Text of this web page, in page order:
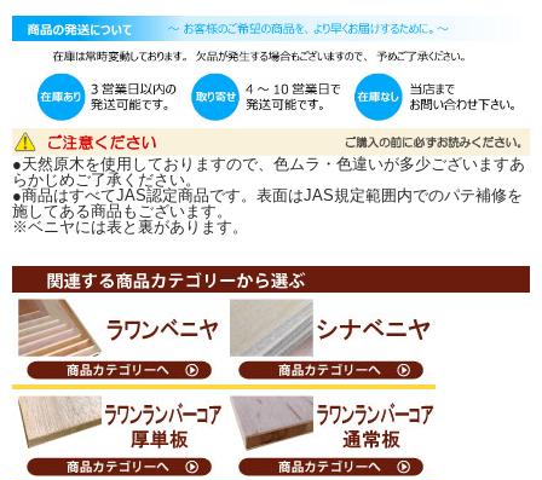
ます。
(鋸の厚みが約4mmあります。1回鋸を通すたびに4mm減ります）
ご希望寸法が原板より取れずカットできない際は、ご連絡いたします。
カットのご希望は、ご注文の備考欄へカット寸法をご記入いただくか、メール
またはFAXにて図面を当店までお送り下さい。
その際、端材の有無も必ずご連絡下さい。 端材有無のご指示がない場合は、端材
同梱で発送いたします。
詳しくは↓↓『カット注文について』↓↓をご覧ください。
●天然原木を使用しておりますので、色ムラ・色違いが多少ございますあ
らかじめご了承ください。
●商品はすべてJAS認定商品です。表面はJAS規定範囲内でのパテ補修を
施してある商品もございます。
※ベニヤには表と裏があります。